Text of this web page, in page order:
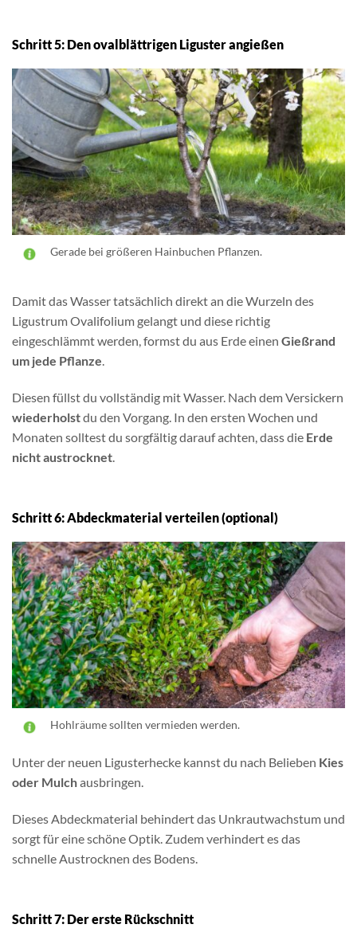
Schritt 5: Den ovalblättrigen Liguster angießen
Gerade bei größeren Hainbuchen Pflanzen.
Damit das Wasser tatsächlich direkt an die Wurzeln des
Ligustrum Ovalifolium gelangt und diese richtig
eingeschlämmt werden, formst du aus Erde einen Gießrand
um jede Pflanze.
Diesen füllst du vollständig mit Wasser. Nach dem Versickern
wiederholstdu den Vorgang. In den ersten Wochen und
Monaten solltest du sorgfältig darauf achten, dass die Erde
nicht austrocknet.
Schritt 6: Abdeckmaterial verteilen (optional)
Hohlräume sollten vermieden werden.
Unter der neuen Ligusterhecke kannst du nach Belieben Kies
oder Mulchausbringen.
Dieses Abdeckmaterial behindert das Unkrautwachstum und
sorgt für eine schöne Optik. Zudem verhindert es das
schnelle Austrocknen des Bodens.
Schritt 7: Der erste Rückschnitt